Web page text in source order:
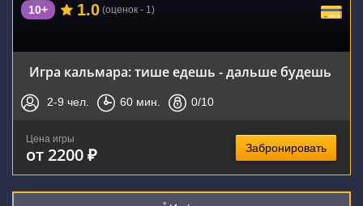
10+ 1.0 (оценок - 1)
Игра кальмара: тише едешь - дальше будешь
2-9 чел. 60 мин. 0/10
Цена игры
от 2200 ₽ Забронировать